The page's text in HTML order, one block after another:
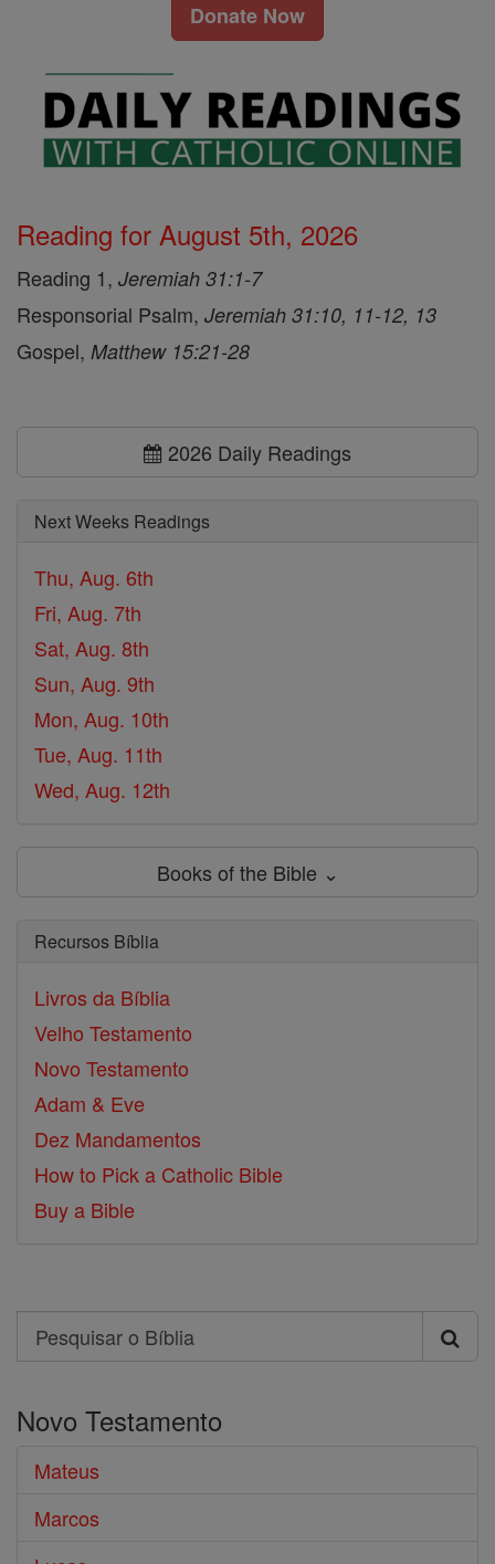
Donate Now
Reading for August 5th, 2026
Reading 1, Jeremiah 31:1-7
Responsorial Psalm, Jeremiah 31:10, 11-12, 13
Gospel, Matthew 15:21-28
2026 Daily Readings
Next Weeks Readings
Thu, Aug. 6th
Fri, Aug. 7th
Sat, Aug. 8th
Sun, Aug. 9th
Mon, Aug. 10th
Tue, Aug. 11th
Wed, Aug. 12th
Books of the Bible ⌄
Recursos Bíblia
Livros da Bíblia
Velho Testamento
Novo Testamento
Adam & Eve
Dez Mandamentos
How to Pick a Catholic Bible
Buy a Bible
Search
Pesquisar
Bíblia
Novo Testamento
Mateus
Marcos